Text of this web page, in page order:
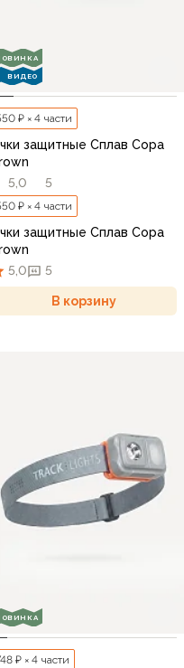
ВИДЕО
₽ × 4 части
защитные Сплав Copa
5,0
5
₽ × 4 части
защитные Сплав Copa
5,0
5
В корзину
₽ × 4 части